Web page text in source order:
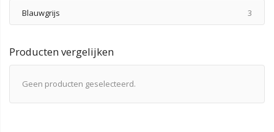
Blauwgrijs 3
Producten vergelijken
Geen producten geselecteerd.